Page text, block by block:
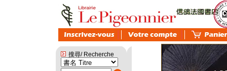
搜尋/ Recherche